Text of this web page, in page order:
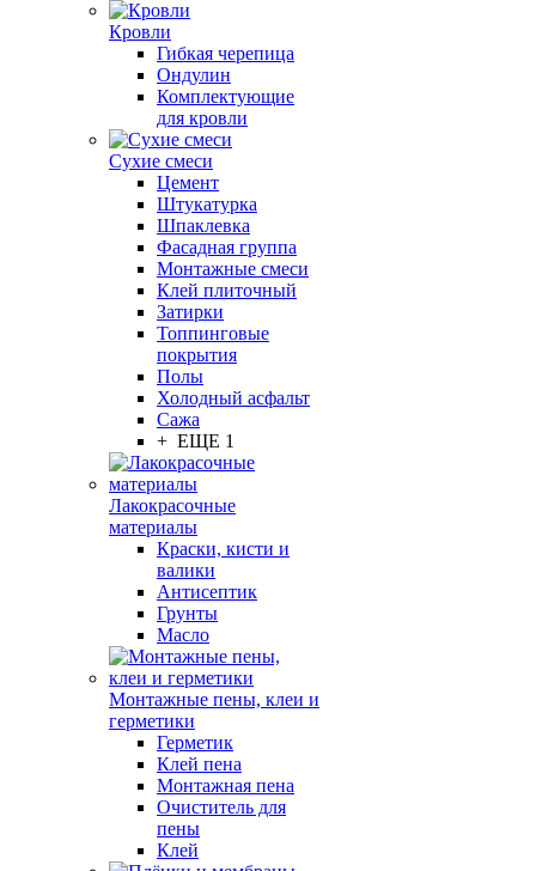
Кровли
Гибкая черепица
Ондулин
Комплектующие
для кровли
Сухие смеси
Цемент
Штукатурка
Шпаклевка
Фасадная группа
Монтажные смеси
Клей плиточный
Затирки
Топпинговые
покрытия
Полы
Холодный асфальт
Сажа
+ ЕЩЕ 1
Лакокрасочные
материалы
Краски, кисти и
валики
Антисептик
Грунты
Масло
Монтажные пены, клеи и
герметики
Герметик
Клей пена
Монтажная пена
Очиститель для
пены
Клей